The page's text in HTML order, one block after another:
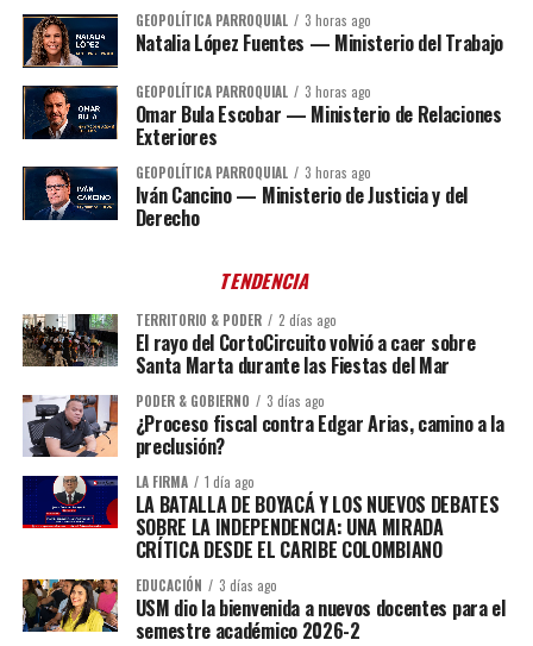
GEOPOLÍTICA PARROQUIAL 3 horas ago
Natalia López Fuentes — Ministerio del Trabajo
GEOPOLÍTICA PARROQUIAL 3 horas ago
Omar Bula Escobar — Ministerio de Relaciones
Exteriores
GEOPOLÍTICA PARROQUIAL 3 horas ago
Iván Cancino — Ministerio de Justicia y del
Derecho
TENDENCIA
TERRITORIO & PODER 2 días ago
El rayo del CortoCircuito volvió a caer sobre
Santa Marta durante las Fiestas del Mar
PODER & GOBIERNO 3 días ago
¿Proceso fiscal contra Edgar Arias, camino a la
preclusión?
LA FIRMA 1 día ago
LA BATALLA DE BOYACÁ Y LOS NUEVOS DEBATES
SOBRE LA INDEPENDENCIA: UNA MIRADA
CRÍTICA DESDE EL CARIBE COLOMBIANO
EDUCACIÓN 3 días ago
USM dio la bienvenida a nuevos docentes para el
semestre académico 2026-2